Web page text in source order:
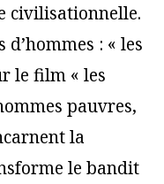
civilisationnelle.
: « les
le film « les
pauvres,
la
le bandit